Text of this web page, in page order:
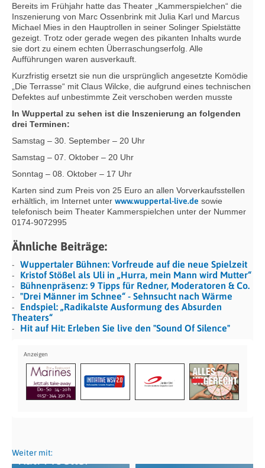
Bereits im Frühjahr hatte das Theater „Kammerspielchen“ die
Inszenierung von Marc Ossenbrink mit Julia Karl und Marcus
Michael Mies in den Hauptrollen in seiner Solinger Spielstätte
gezeigt. Trotz oder gerade wegen des pikanten Inhalts wurde
sie dort zu einem echten Überraschungserfolg. Alle
Aufführungen waren ausverkauft.
Kurzfristig ersetzt sie nun die ursprünglich angesetzte Komödie
„Die Terrasse“ mit Claus Wilcke, die aufgrund eines technischen
Defektes auf unbestimmte Zeit verschoben werden musste
In Wuppertal zu sehen ist die Inszenierung an folgenden
drei Terminen:
Samstag – 30. September – 20 Uhr
Samstag – 07. Oktober – 20 Uhr
Sonntag – 08. Oktober – 17 Uhr
Karten sind zum Preis von 25 Euro an allen Vorverkaufsstellen
erhältlich, im Internet unter www.wuppertal-live.de sowie
telefonisch beim Theater Kammerspielchen unter der Nummer
0174-9072995
Ähnliche Beiträge:
Wuppertaler Bühnen: Vorfreude auf die neue Spielzeit
Kristof Stößel als Uli in „Hurra, mein Mann wird Mutter“
Bühnenpräsenz: 9 Tipps für Redner, Moderatoren & Co.
"Drei Männer im Schnee“ - Sehnsucht nach Wärme
Endspiel: „Radikalste Ausformung des Absurden
Theaters“
Hit auf Hit: Erleben Sie live den "Sound Of Silence"
Weiter mit:
Ralf Moeller